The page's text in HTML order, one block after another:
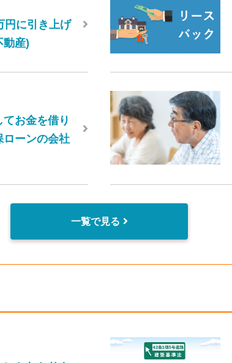
円に引き上げ
動産)
お金を借り
ローンの会社
一覧で見る